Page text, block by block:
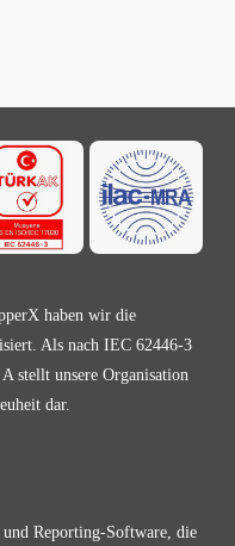
haben wir die
Als nach IEC 62446-3
stellt unsere Organisation
dar.
Reporting-Software, die